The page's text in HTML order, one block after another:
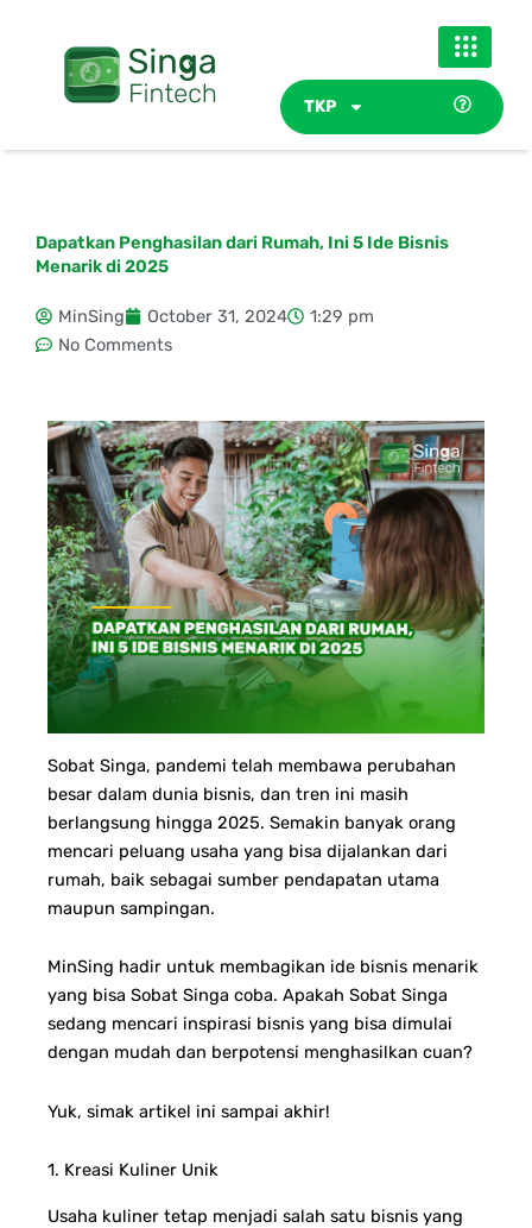
TKP
Dapatkan Penghasilan dari Rumah, Ini 5 Ide Bisnis
Menarik di 2025
MinSing October 31, 2024
1:29 pm
No Comments
Sobat Singa, pandemi telah membawa perubahan
besar dalam dunia bisnis, dan tren ini masih
berlangsung hingga 2025. Semakin banyak orang
mencari peluang usaha yang bisa dijalankan dari
rumah, baik sebagai sumber pendapatan utama
maupun sampingan.
MinSing hadir untuk membagikan ide bisnis menarik
yang bisa Sobat Singa coba. Apakah Sobat Singa
sedang mencari inspirasi bisnis yang bisa dimulai
dengan mudah dan berpotensi menghasilkan cuan?
Yuk, simak artikel ini sampai akhir!
1. Kreasi Kuliner Unik
Usaha kuliner tetap menjadi salah satu bisnis yang